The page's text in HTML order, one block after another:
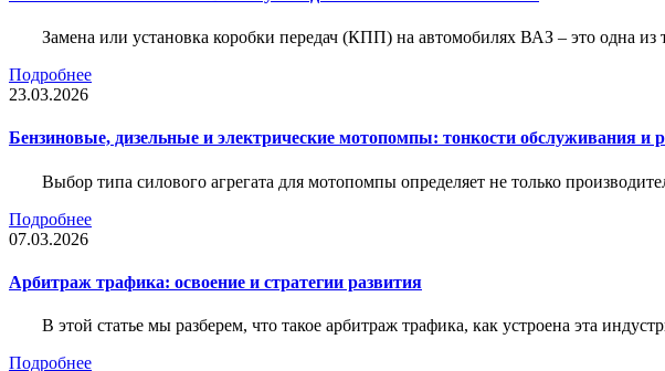
Замена или установка коробки передач (КПП) на автомобилях ВАЗ – это одна из
Подробнее
23.03.2026
Бензиновые, дизельные и электрические мотопомпы: тонкости обслуживания и
Выбор типа силового агрегата для мотопомпы определяет не только
Подробнее
07.03.2026
Арбитраж трафика: освоение и стратегии развития
В этой статье мы разберем, что такое арбитраж трафика, как устроена эта
Подробнее